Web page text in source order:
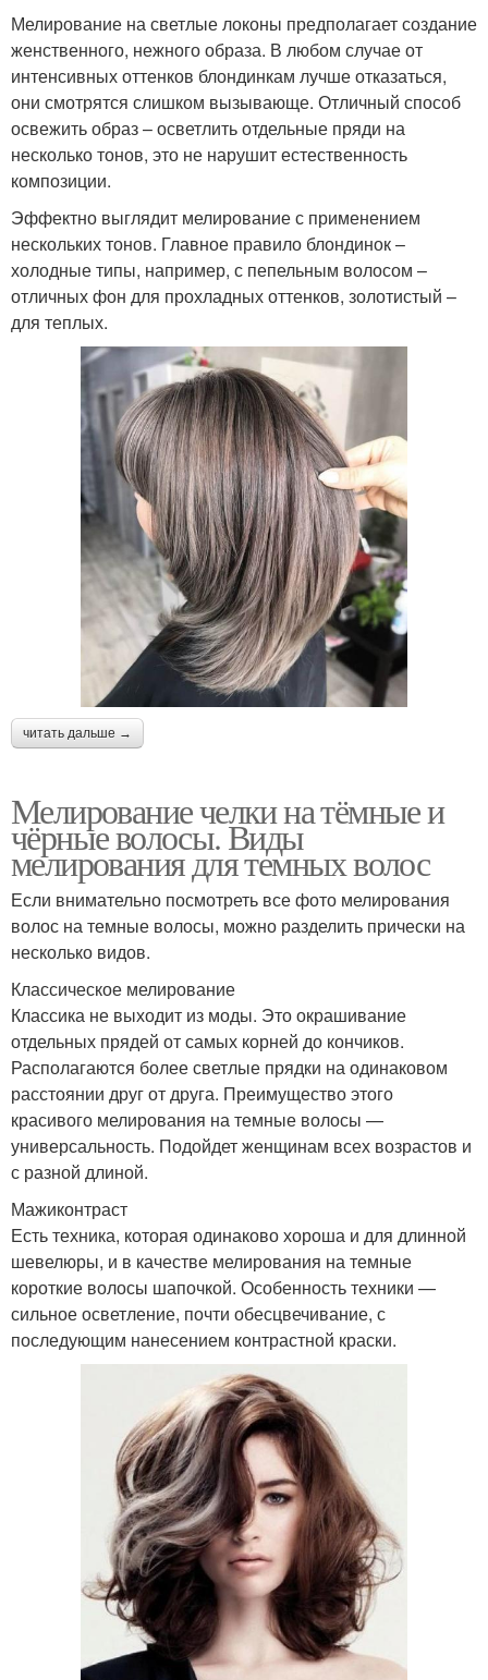
Красивое мелирование Цветное мелирование
Мелирование на
стрижку
Частое мелирование
Мелирование на боб
Венецианское
мелирование
Калифорнийское
мелирование
Мелирования на
волосы
Мелкое мелирование
Мелирование на светлые локоны предполагает создание
женственного, нежного образа. В любом случае от
интенсивных оттенков блондинкам лучше отказаться,
они смотрятся слишком вызывающе. Отличный способ
освежить образ – осветлить отдельные пряди на
несколько тонов, это не нарушит естественность
композиции.
Эффектно выглядит мелирование с применением
нескольких тонов. Главное правило блондинок –
холодные типы, например, с пепельным волосом –
отличных фон для прохладных оттенков, золотистый –
для теплых.
читать дальше →
Мелирование челки на тёмные и
чёрные волосы. Виды
мелирования для темных волос
Если внимательно посмотреть все фото мелирования
волос на темные волосы, можно разделить прически на
несколько видов.
Классическое мелирование
Классика не выходит из моды. Это окрашивание
отдельных прядей от самых корней до кончиков.
Располагаются более светлые прядки на одинаковом
расстоянии друг от друга. Преимущество этого
красивого мелирования на темные волосы —
универсальность. Подойдет женщинам всех возрастов и
с разной длиной.
Мажиконтраст
Есть техника, которая одинаково хороша и для длинной
шевелюры, и в качестве мелирования на темные
короткие волосы шапочкой. Особенность техники —
сильное осветление, почти обесцвечивание, с
последующим нанесением контрастной краски.